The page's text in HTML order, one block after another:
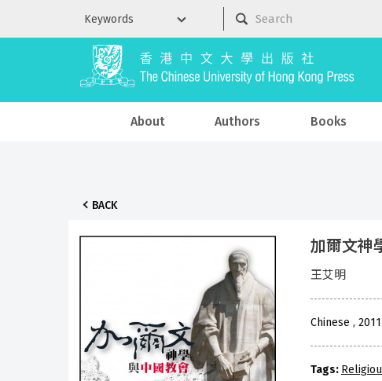
About Authors Books
BACK
加爾文神
王艾明
Chinese ,
Tags: